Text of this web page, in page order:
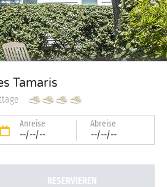
Tamaris
Anreise
--/--/--
Abreise
--/--/--
RESERVIEREN